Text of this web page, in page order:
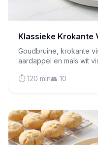
Klassieke Krokante
Goudbruine, krokante
aardappel en mals wit
perfect voor
⏱️ 120 min👥 10